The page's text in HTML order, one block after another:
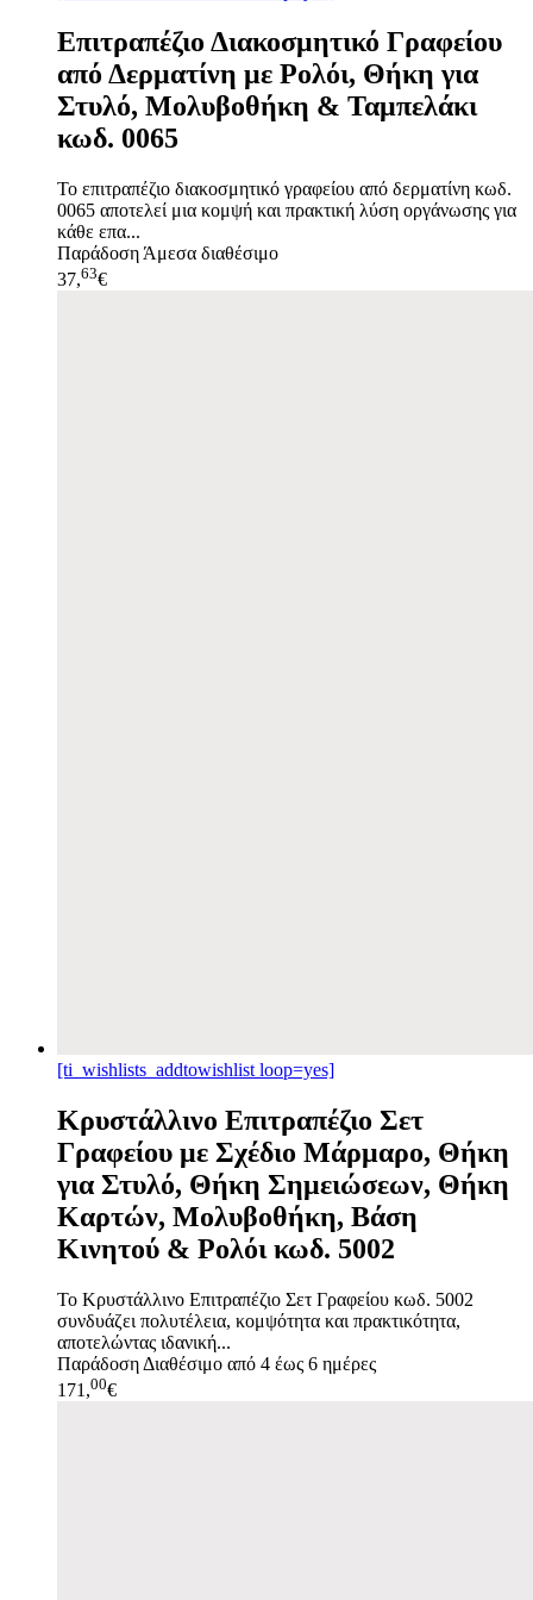
Επιτραπέζιο Διακοσμητικό Γραφείου
από Δερματίνη με Ρολόι, Θήκη για
Στυλό, Μολυβοθήκη & Ταμπελάκι
κωδ. 0065
Το επιτραπέζιο διακοσμητικό γραφείου από δερματίνη κωδ.
0065 αποτελεί μια κομψή και πρακτική λύση οργάνωσης για
κάθε επα...
Παράδοση Άμεσα διαθέσιμο
37,63€
[ti_wishlists_addtowishlist loop=yes]
Κρυστάλλινο Επιτραπέζιο Σετ
Γραφείου με Σχέδιο Μάρμαρο, Θήκη
για Στυλό, Θήκη Σημειώσεων, Θήκη
Καρτών, Μολυβοθήκη, Βάση
Κινητού & Ρολόι κωδ. 5002
Το Κρυστάλλινο Επιτραπέζιο Σετ Γραφείου κωδ. 5002
συνδυάζει πολυτέλεια, κομψότητα και πρακτικότητα,
αποτελώντας ιδανική...
Παράδοση Διαθέσιμο από 4 έως 6 ημέρες
171,00€